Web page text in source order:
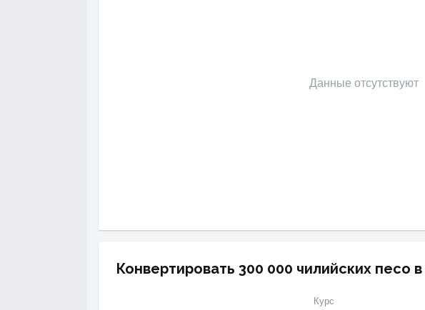
Данные отсутствуют
Конвертировать 300 000 чилийских песо
Курс